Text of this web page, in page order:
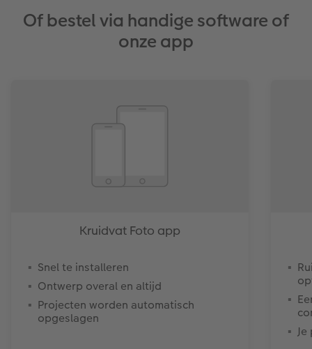
Of bestel via handige software of
onze app
Kruidvat Foto app
Snel te installeren
Ontwerp overal en altijd
Projecten worden automatisch
opgeslagen